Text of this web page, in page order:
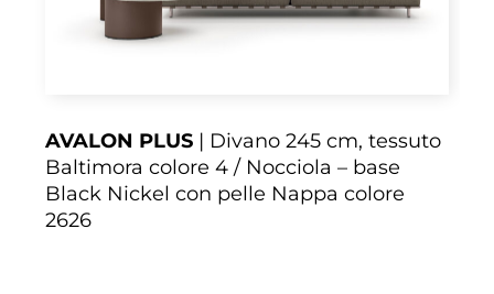
AVALON PLUS | Divano 245 cm, tessuto
Baltimora colore 4 / Nocciola – base
Black Nickel con pelle Nappa colore
2626